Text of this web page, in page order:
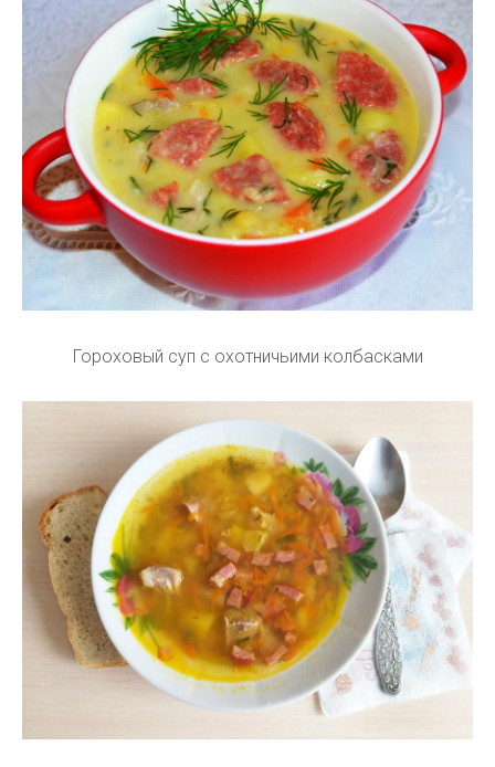
Гороховый суп с охотничьими колбасками